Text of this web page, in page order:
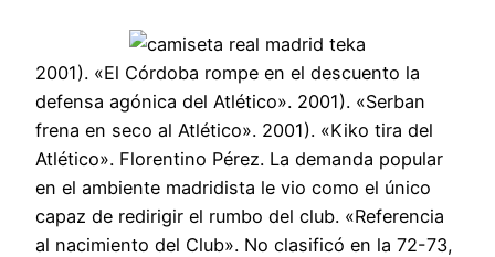
2001). «El Córdoba rompe en el descuento la
defensa agónica del Atlético». 2001). «Serban
frena en seco al Atlético». 2001). «Kiko tira del
Atlético». Florentino Pérez. La demanda popular
en el ambiente madridista le vio como el único
capaz de redirigir el rumbo del club. «Referencia
al nacimiento del Club». No clasificó en la 72-73,